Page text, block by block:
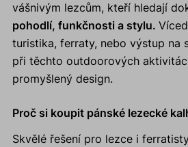
vášnivým lezcům, kteří hledají
pohodlí, funkčnosti a stylu.
turistika, ferraty, nebo výstup na
při těchto outdoorových
promyšlený design.
Proč si koupit pánské lezecké
Skvělé řešení pro lezce i